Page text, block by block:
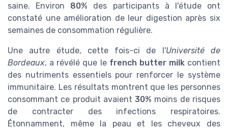
saine. Environ 80% des participants à l'étude ont
constaté une amélioration de leur digestion après six
semaines de consommation régulière.
Une autre étude, cette fois-ci de l'Université de
Bordeaux, a révélé que le french butter milkcontient
des nutriments essentiels pour renforcer le système
immunitaire. Les résultats montrent que les personnes
consommant ce produit avaient30% moins de risques
de contracter des infections respiratoires.
Étonnamment, même la peau et les cheveux des